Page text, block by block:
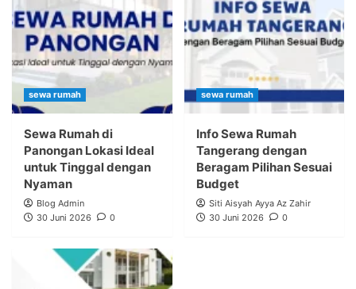
sewa rumah
Sewa Rumah di
Panongan Lokasi Ideal
untuk Tinggal dengan
Nyaman
Blog Admin
30 Juni 2026
0
sewa rumah
Info Sewa Rumah
Tangerang dengan
Beragam Pilihan Sesuai
Budget
Siti Aisyah Ayya Az Zahir
30 Juni 2026
0